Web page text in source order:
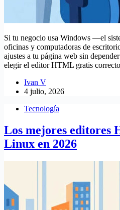
Si tu negocio usa Windows —el
oficinas y computadoras de
ajustes a tu página web sin
elegir el editor HTML gratis
Ivan V
4 julio, 2026
Tecnología
Los mejores editores
Linux en 2026